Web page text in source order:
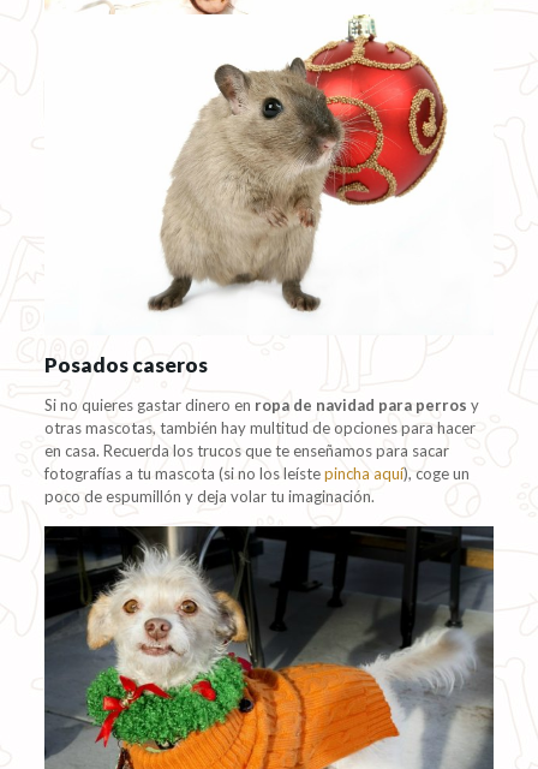
Posados caseros
Si no quieres gastar dinero en ropa de navidad para perros y
otras mascotas, también hay multitud de opciones para hacer
en casa. Recuerda los trucos que te enseñamos para sacar
fotografías a tu mascota (si no los leístepincha aquí), coge un
poco de espumillón y deja volar tu imaginación.